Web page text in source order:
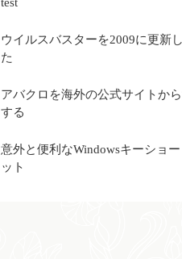
ウイルスバスターを2009に更新
た
アバクロを海外の公式サイトか
する
意外と便利なWindowsキーショー
ット